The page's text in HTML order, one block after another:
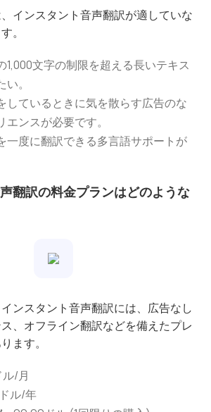
インスタント音声翻訳が適していな
。
1,000文字の制限を超える長いテキス
。
しているときに気を散らす広告のな
エンスが必要です。
一度に翻訳できる多言語サポートが
翻訳の料金プランはどのような
ンスタント音声翻訳には、広告なし
、オフライン翻訳などを備えたプレ
ます。
/月
ル/年